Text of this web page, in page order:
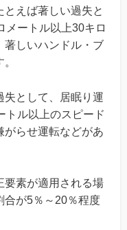
えば著しい過失と
メートル以上30キロ
著しいハンドル・ブ
失として、居眠り運
トル以上のスピード
がらせ運転などがあ
要素が適用される場
合が5％～20％程度